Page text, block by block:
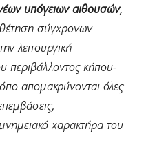
υπόγειων αιθουσών,
σύγχρονων
λειτουργική
περιβάλλοντος κήπου-
απομακρύνονται όλες
χαρακτήρα του